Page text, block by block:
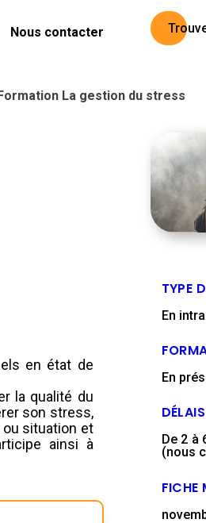
Nous contacter
Formation La gestion du stress
en état de
la qualité du
son stress,
situation et
ainsi à
TYPE
En intra
En
De 2 à
(nous
FICHE